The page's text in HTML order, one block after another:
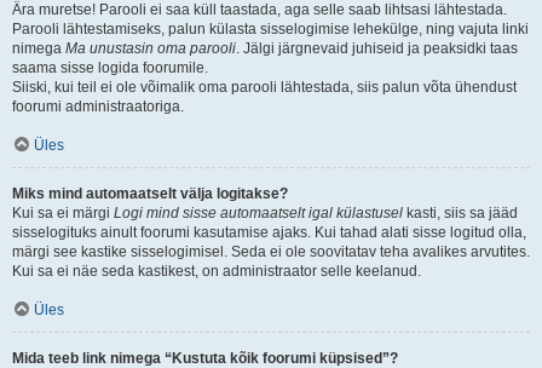
Ära muretse! Parooli ei saa küll taastada, aga selle saab lihtsasi lähtestada.
Parooli lähtestamiseks, palun külasta sisselogimise lehekülge, ning vajuta linki
nimega Ma unustasin oma parooli. Jälgi järgnevaid juhiseid ja peaksidki taas
saama sisse logida foorumile.
Siiski, kui teil ei ole võimalik oma parooli lähtestada, siis palun võta ühendust
foorumi administraatoriga.
Üles
Miks mind automaatselt välja logitakse?
Kui sa ei märgi Logi mind sisse automaatselt igal külastusel kasti, siis sa jääd
sisselogituks ainult foorumi kasutamise ajaks. Kui tahad alati sisse logitud olla,
märgi see kastike sisselogimisel. Seda ei ole soovitatav teha avalikes arvutites.
Kui sa ei näe seda kastikest, on administraator selle keelanud.
Üles
Mida teeb link nimega “Kustuta kõik foorumi küpsised”?